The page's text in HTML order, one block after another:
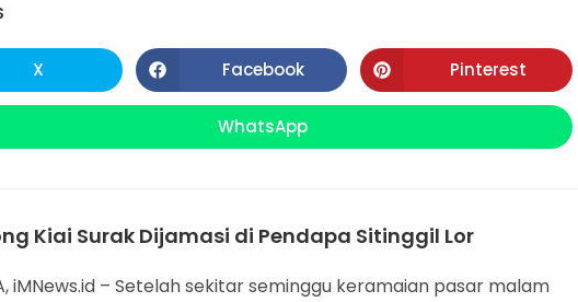
THIS
CONTENT
Opens
in
a
X Opens
in
a
new
window
Facebook Opens
in
a
Pinterest
Opens
in
WhatsApp
Kiai Surak Dijamasi di Pendapa Sitinggil Lor
iMNews.id – Setelah sekitar seminggu keramaian pasar malam